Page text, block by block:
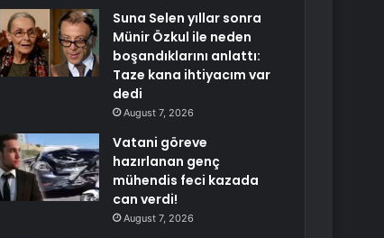
Suna Selen yıllar sonra
Münir Özkul ile neden
boşandıklarını anlattı:
Taze kana ihtiyacım var
dedi
August 7, 2026
Vatani göreve
hazırlanan genç
mühendis feci kazada
can verdi!
August 7, 2026